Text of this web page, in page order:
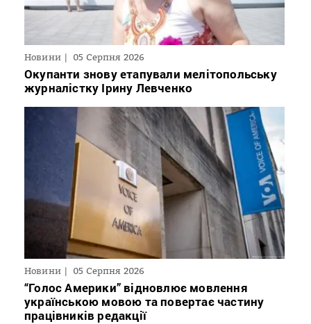
Новини 05 Серпня 2026
Окупанти знову етапували мелітопольську
журналістку Ірину Левченко
Новини 05 Серпня 2026
“Голос Америки” відновлює мовлення
українською мовою та повертає частину
працівників редакції